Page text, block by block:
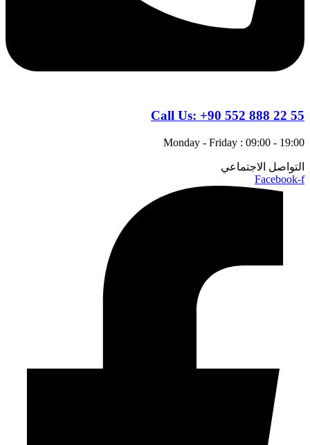
Call Us: +90 552 888 22 55
Monday - Friday : 09:00 - 19:00
التواصل الاجتماعي
Facebook-f